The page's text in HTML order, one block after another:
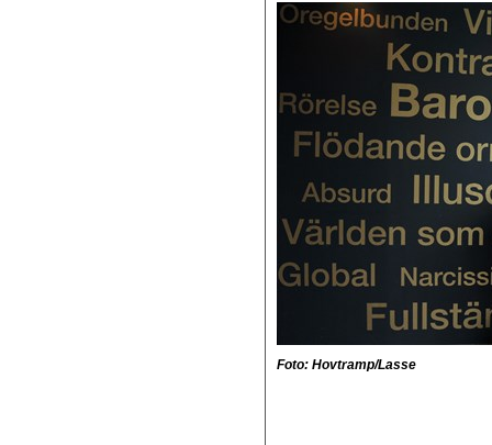
Foto: Hovtramp/Lasse